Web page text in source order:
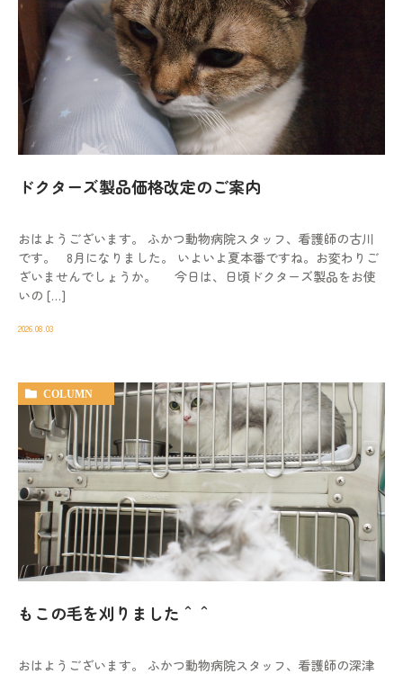
糸島市･福岡市西区で
動物病院をお探しの際は
お気軽にお問い合わせ
ください。
9:00-12:00/15:00-19:00｜木曜休診
092-321-2565
ドクターズ製品価格改定のご案内
おはようございます。 ふかつ動物病院スタッフ、看護師の古川
です。 8月になりました。 いよいよ夏本番ですね。お変わりご
ざいませんでしょうか。 今日は、日頃ドクターズ製品をお使
いの […]
2026.08.03
COLUMN
もこの毛を刈りました＾＾
おはようございます。 ふかつ動物病院スタッフ、看護師の深津